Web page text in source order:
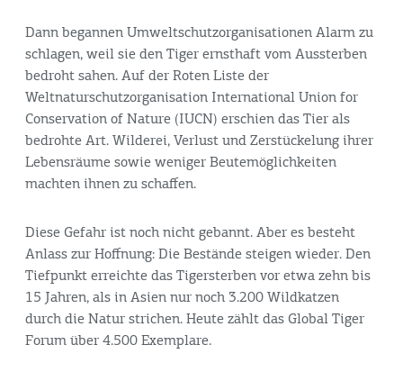
Dann begannen Umweltschutzorganisationen Alarm zu
schlagen, weil sie den Tiger ernsthaft vom Aussterben
bedroht sahen. Auf der Roten Liste der
Weltnaturschutzorganisation International Union for
Conservation of Nature (IUCN) erschien das Tier als
bedrohte Art. Wilderei, Verlust und Zerstückelung ihrer
Lebensräume sowie weniger Beutemöglichkeiten
machten ihnen zu schaffen.
Diese Gefahr ist noch nicht gebannt. Aber es besteht
Anlass zur Hoffnung: Die Bestände steigen wieder. Den
Tiefpunkt erreichte das Tigersterben vor etwa zehn bis
15 Jahren, als in Asien nur noch 3.200 Wildkatzen
durch die Natur strichen. Heute zählt das Global Tiger
Forum über 4.500 Exemplare.